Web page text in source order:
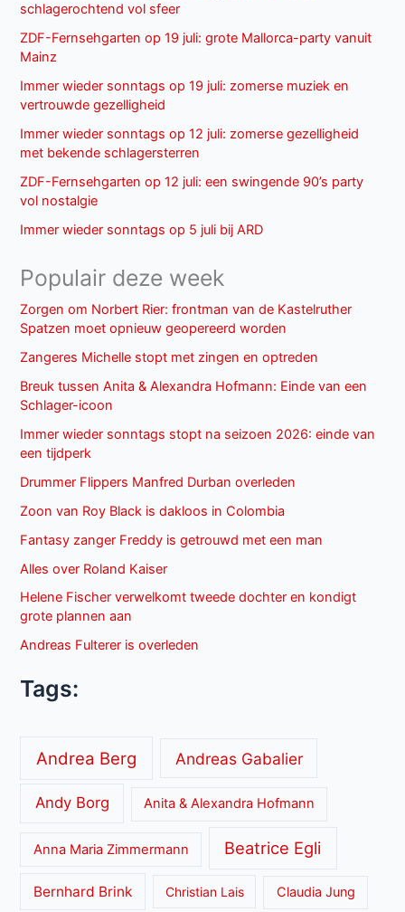
schlagerochtend vol sfeer
ZDF-Fernsehgarten op 19 juli: grote Mallorca-party vanuit
Mainz
Immer wieder sonntags op 19 juli: zomerse muziek en
vertrouwde gezelligheid
Immer wieder sonntags op 12 juli: zomerse gezelligheid
met bekende schlagersterren
ZDF-Fernsehgarten op 12 juli: een swingende 90’s party
vol nostalgie
Immer wieder sonntags op 5 juli bij ARD
Populair deze week
Zorgen om Norbert Rier: frontman van de Kastelruther
Spatzen moet opnieuw geopereerd worden
Zangeres Michelle stopt met zingen en optreden
Breuk tussen Anita & Alexandra Hofmann: Einde van een
Schlager-icoon
Immer wieder sonntags stopt na seizoen 2026: einde van
een tijdperk
Drummer Flippers Manfred Durban overleden
Zoon van Roy Black is dakloos in Colombia
Fantasy zanger Freddy is getrouwd met een man
Alles over Roland Kaiser
Helene Fischer verwelkomt tweede dochter en kondigt
grote plannen aan
Andreas Fulterer is overleden
Tags:
Andrea Berg Andreas Gabalier
Andy Borg Anita & Alexandra Hofmann
Anna Maria Zimmermann Beatrice Egli
Bernhard Brink Christian Lais Claudia Jung